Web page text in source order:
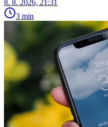
8. 8. 2026, 21:31
3 min